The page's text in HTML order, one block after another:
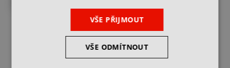
VŠE PŘIJMOUT
VŠE ODMÍTNOUT